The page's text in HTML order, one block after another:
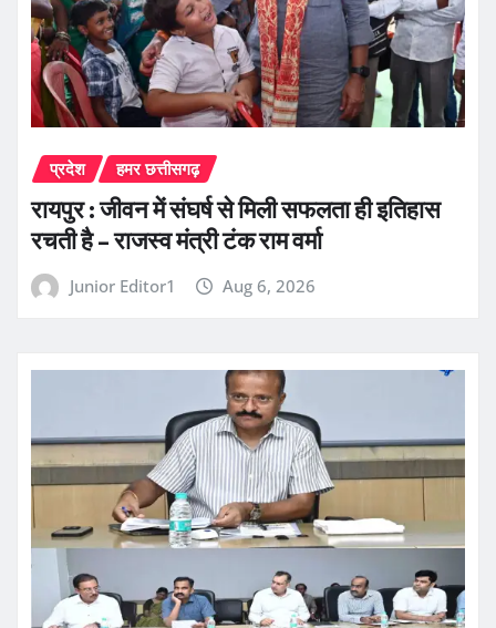
प्रदेश हमर छत्तीसगढ़
रायपुर : जीवन में संघर्ष से मिली सफलता ही इतिहास
रचती है – राजस्व मंत्री टंक राम वर्मा
Junior Editor1 Aug 6, 2026